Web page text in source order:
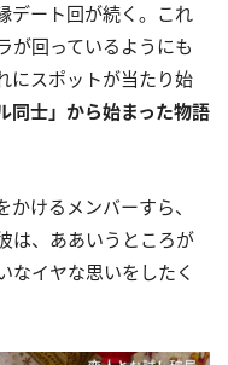
デート回が続く。これ
が回っているようにも
にスポットが当たり始
同士」から始まった物語
けるメンバーすら、
は、ああいうところが
なイヤな思いをしたく